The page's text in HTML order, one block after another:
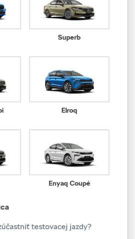
Superb
Elroq
Enyaq Coupé
testovacej jazdy?